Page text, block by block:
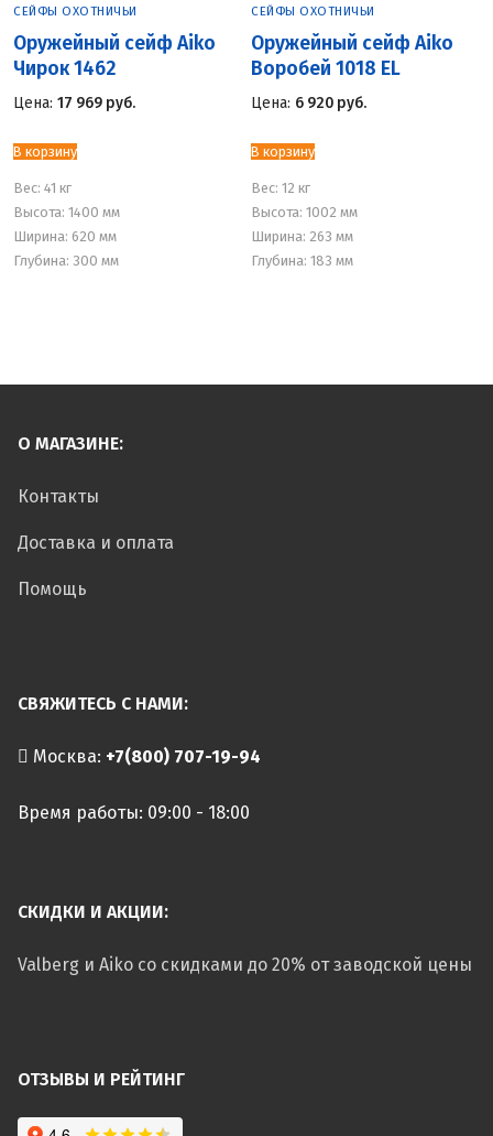
СЕЙФЫ ОХОТНИЧЬИ
Оружейный сейф Aiko
Чирок 1462
Цена: 17 969 руб.
В корзину
Вес: 41 кг
Высота: 1400 мм
Ширина: 620 мм
Глубина: 300 мм
СЕЙФЫ ОХОТНИЧЬИ
Оружейный сейф Aiko
Воробей 1018 EL
Цена: 6 920 руб.
В корзину
Вес: 12 кг
Высота: 1002 мм
Ширина: 263 мм
Глубина: 183 мм
О МАГАЗИНЕ:
Контакты
Доставка и оплата
Помощь
СВЯЖИТЕСЬ С НАМИ:
Москва: +7(800) 707-19-94
Время работы: 09:00 - 18:00
СКИДКИ И АКЦИИ:
Valberg и Aiko со скидками до 20% от заводской цены
ОТЗЫВЫ И РЕЙТИНГ